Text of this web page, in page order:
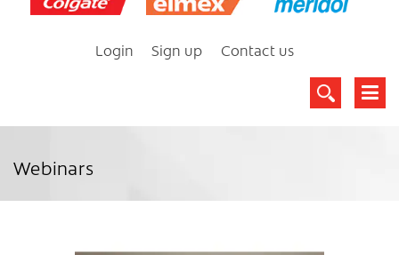
Login Sign up Contact us
Webinars